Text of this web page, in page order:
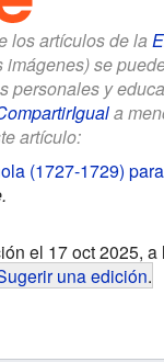
los artículos de la
imágenes) se
personales y
a
artículo:
(1727-1729)
el 17 oct 2025, a
una edición.